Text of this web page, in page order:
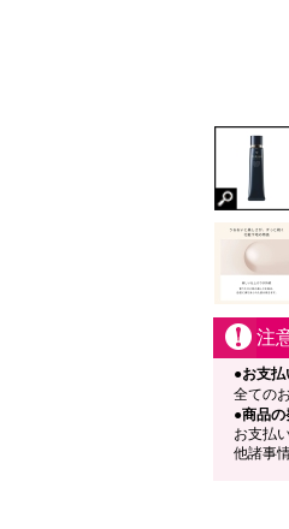
注
●お支払
全ての
●商品の
お支払
他諸事